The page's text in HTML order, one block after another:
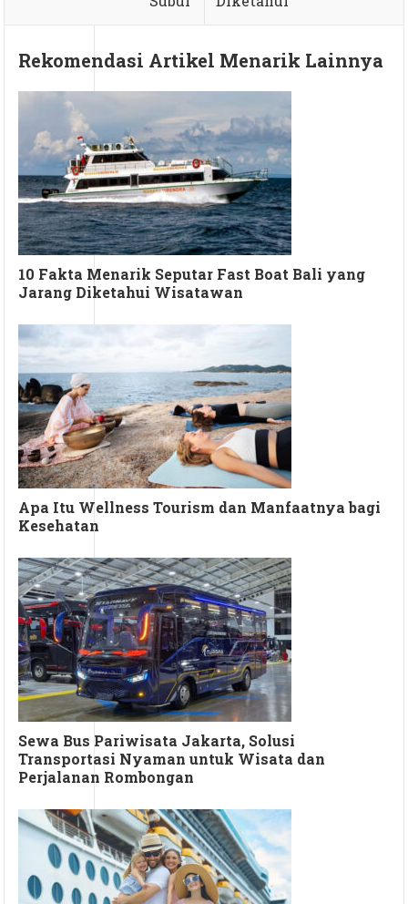
Rekomendasi Artikel Menarik Lainnya
10 Fakta Menarik Seputar Fast Boat Bali yang
Jarang Diketahui Wisatawan
Apa Itu Wellness Tourism dan Manfaatnya bagi
Kesehatan
Sewa Bus Pariwisata Jakarta, Solusi
Transportasi Nyaman untuk Wisata dan
Perjalanan Rombongan